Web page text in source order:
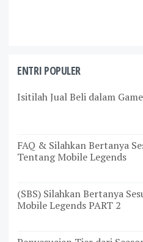
ENTRI POPULER
Isitilah Jual Beli dalam
FAQ & Silahkan Bertanya
Tentang Mobile Legends
(SBS) Silahkan Bertanya
Mobile Legends PART 2